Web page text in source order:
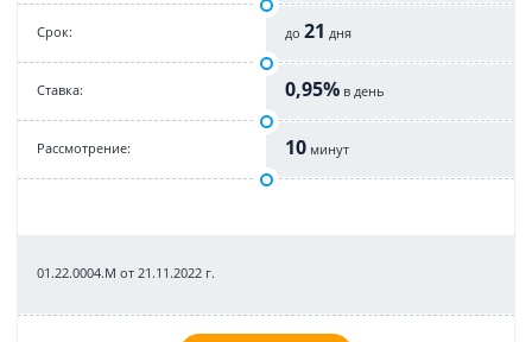
Срок: до 21 дня
Cтавка: 0,95% в день
Рассмотрение: 10 минут
01.22.0004.M от 21.11.2022 г.